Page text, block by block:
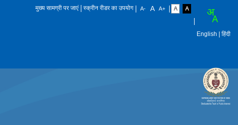
मुख्य सामग्री पर जाएं स्क्रीन रीडर का उपयोग
English | हिंदी